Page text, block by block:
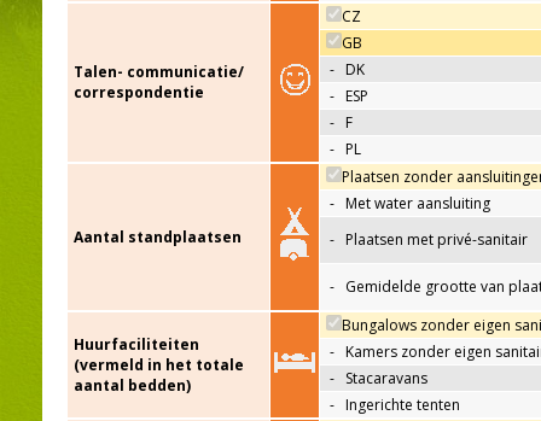
Talen- communicatie/
correspondentie
CZ
GB
- DK
- ESP
- F
- PL
Aantal standplaatsen
Plaatsen zonder
- Met water aansluiting
- Plaatsen met privé-sanitair
- Gemidelde grootte van
Huurfaciliteiten
(vermeld in het totale
aantal bedden)
Bungalows zonder eigen
- Kamers zonder eigen
- Stacaravans
- Ingerichte tenten